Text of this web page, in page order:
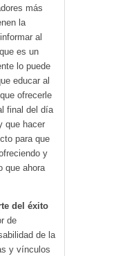
más
la
al
es un
lo puede
educar al
ofrecerle
final del día
que hacer
para que
y
que ahora
del éxito
de
de la
y vínculos